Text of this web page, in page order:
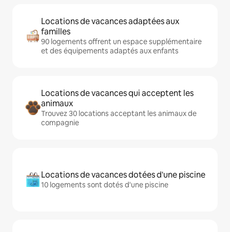
Locations de vacances adaptées aux
familles
90 logements offrent un espace supplémentaire
et des équipements adaptés aux enfants
Locations de vacances qui acceptent les
animaux
Trouvez 30 locations acceptant les animaux de
compagnie
Locations de vacances dotées d'une piscine
10 logements sont dotés d'une piscine